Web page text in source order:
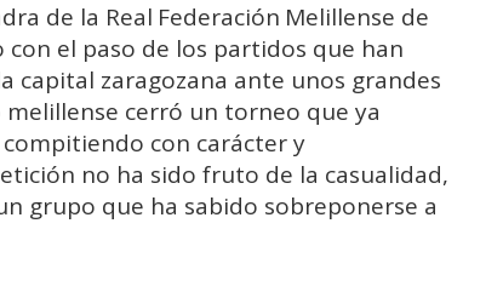
de la Real Federación Melillense de
el paso de los partidos que han
capital zaragozana ante unos grandes
cerró un torneo que ya
con carácter y
no ha sido fruto de la casualidad,
grupo que ha sabido sobreponerse a